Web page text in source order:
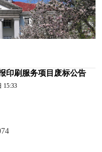
印刷服务项目废标公告
15:33